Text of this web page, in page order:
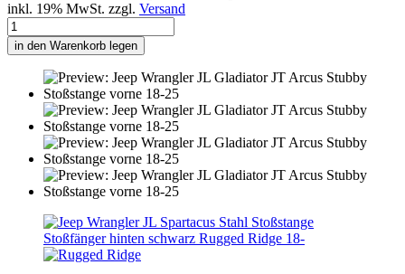
inkl. 19% MwSt. zzgl. Versand
in den Warenkorb legen